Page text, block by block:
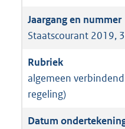
Staatscourant 2019,
algemeen
regeling)